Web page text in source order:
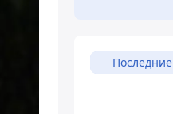
Последние